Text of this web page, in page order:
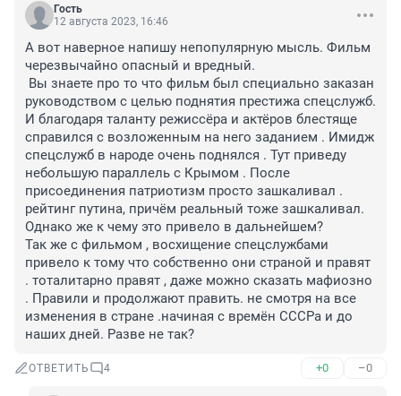
Гость
12 августа 2023, 16:46
А вот наверное напишу непопулярную мысль. Фильм
черезвычайно опасный и вредный.
Вы знаете про то что фильм был специально заказан
руководством с целью поднятия престижа спецслужб.
И благодаря таланту режиссёра и актёров блестяще
справился с возложенным на него заданием . Имидж
спецслужб в народе очень поднялся . Тут приведу
небольшую параллель с Крымом . После
присоединения патриотизм просто зашкаливал .
рейтинг путина, причём реальный тоже зашкаливал.
Однако же к чему это привело в дальнейшем?
Так же с фильмом , восхищение спецслужбами
привело к тому что собственно они страной и правят
. тоталитарно правят , даже можно сказать мафиозно
. Правили и продолжают править. не смотря на все
изменения в стране .начиная с времён СССРа и до
наших дней. Разве не так?
ОТВЕТИТЬ 4 +0 –0